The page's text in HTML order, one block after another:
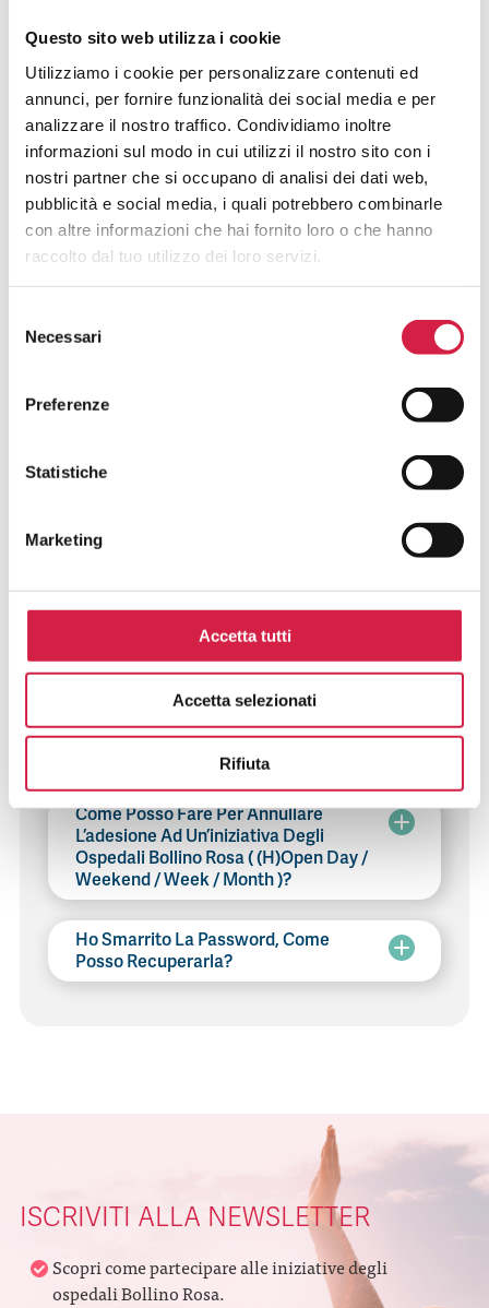
Questo sito web utilizza i cookie
Utilizziamo i cookie per personalizzare contenuti ed
annunci, per fornire funzionalità dei social media e per
analizzare il nostro traffico. Condividiamo inoltre
informazioni sul modo in cui utilizzi il nostro sito con i
nostri partner che si occupano di analisi dei dati web,
pubblicità e social media, i quali potrebbero combinarle
con altre informazioni che hai fornito loro o che hanno
raccolto dal tuo utilizzo dei loro servizi.
delNecessari
Preferenze
Statistiche
Marketing
Accetta tutti
Accetta selezionati
Rifiuta
Download
Fac simile modulo di adesione
FAQ PER GLI OSPEDALI:
INIZIATIVE
Come aderire alle iniziative Bollino Rosa.
Degli Ospedali Bollino Rosa ( (H)Open
Scadenza?
Vorrei Inserire Un Servizio In Una Data
Diversa Da Quella Prevista Per
Come Faccio A Segnalare Che I Posti
Disponibili Per I Servizi Offerti Sono
Come Posso Fare Per Annullare
L’adesione Ad Un’iniziativa Degli
Ospedali Bollino Rosa ( (H)Open Day /
Weekend / Week / Month )?
Ho Smarrito La Password, Come
Posso Recuperarla?
ISCRIVITI ALLA NEWSLETTER
Scopri come partecipare alle iniziative degli
ospedali Bollino Rosa.